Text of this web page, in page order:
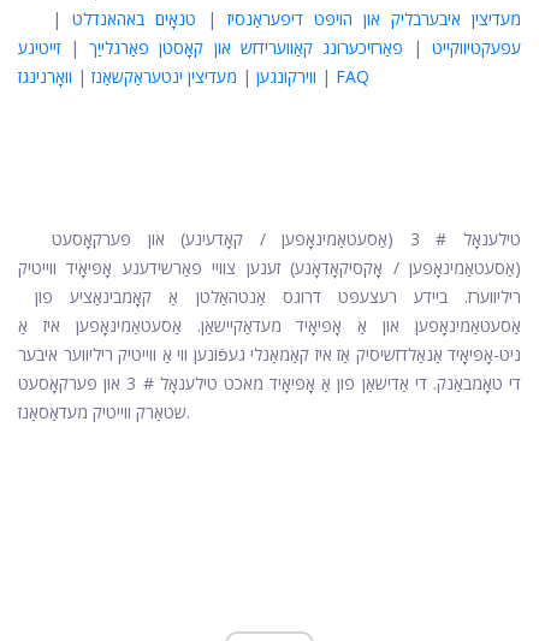
מעדיצין איבערבליק און הויפּט דיפעראַנסיז | טנאָים באהאנדלט |
עפעקטיווקייט | פאַרזיכערונג קאַווערידזש און קאָסטן פאַרגלייַך| זייטיגע
ווירקונגען | מעדיצין ינטעראַקשאַנז | וואָרנינגז | FAQ
טילענאָל # 3 (אַסעטאַמינאָפען / קאָדעינע) און פּערקאָסעט
(אַסעטאַמינאָפען / אָקסיקאָדאָנע) זענען צוויי פאַרשידענע אָפּיאָיד ווייטיק
ריליווערז. ביידע רעצעפּט דרוגס אַנטהאַלטן אַ קאָמבינאַציע פון ​​
אַסעטאַמינאָפען און אַ אָפּיאָיד מעדאַקיישאַן. אַסעטאַמינאָפען איז אַ
ניט-אָפּיאָיד אַנאַלדזשיסיק אַז איז קאַמאַנלי געפֿונען ווי אַ ווייטיק ריליווער איבער
די טאָמבאַנק. די אַדישאַן פון אַ אָפּיאָיד מאכט טילענאָל # 3 און פּערקאָסעט
שטאַרק ווייטיק מעדאַסאַנז.